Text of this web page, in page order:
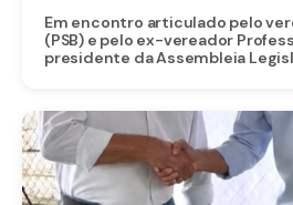
Em encontro articulado pelo
(PSB) e pelo ex-vereador
presidente da Assembleia